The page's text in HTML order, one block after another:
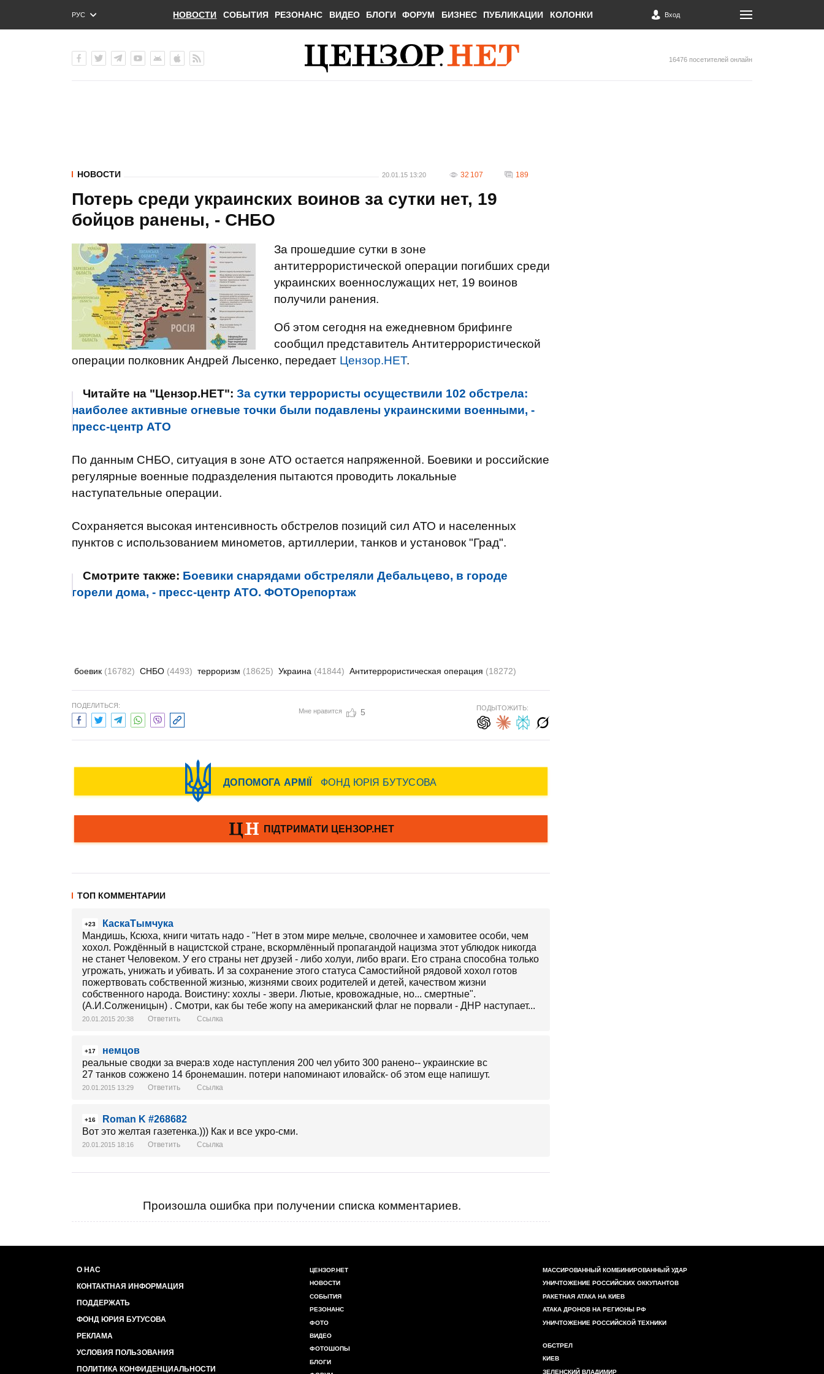
РУС
ENG
НОВОСТИ СОБЫТИЯ РЕЗОНАНС ВИДЕО БЛОГИ ФОРУМ БИЗНЕС ПУБЛИКАЦИИ КОЛОНКИ Вход
16476 посетителей онлайн
НОВОСТИ 20.01.15 13:20 32 107 189
Потерь среди украинских воинов за сутки нет, 19
бойцов ранены, - СНБО
За прошедшие сутки в зоне
антитеррористической операции погибших среди
украинских военнослужащих нет, 19 воинов
получили ранения.
Об этом сегодня на ежедневном брифинге
сообщил представитель Антитеррористической
операции полковник Андрей Лысенко, передает Цензор.НЕТ.
Читайте на "Цензор.НЕТ": За сутки террористы осуществили 102 обстрела:
наиболее активные огневые точки были подавлены украинскими военными, -
пресс-центр АТО
По данным СНБО, ситуация в зоне АТО остается напряженной. Боевики и российские
регулярные военные подразделения пытаются проводить локальные
наступательные операции.
Сохраняется высокая интенсивность обстрелов позиций сил АТО и населенных
пунктов с использованием минометов, артиллерии, танков и установок "Град".
Смотрите также: Боевики снарядами обстреляли Дебальцево, в городе
горели дома, - пресс-центр АТО. ФОТОрепортаж
боевик (16782) СНБО (4493) терроризм (18625) Украина (41844) Антитеррористическая операция (18272)
ПОДЕЛИТЬСЯ:
Мне нравится 5 ПОДЫТОЖИТЬ:
ТОП КОММЕНТАРИИ
+23
КаскаТымчука
Мандишь, Ксюха, книги читать надо - "Нет в этом мире мельче, сволочнее и хамовитее особи, чем
хохол. Рождённый в нацистской стране, вскормлённый пропагандой нацизма этот ублюдок никогда
не станет Человеком. У его страны нет друзей - либо холуи, либо враги. Его страна способна только
угрожать, унижать и убивать. И за сохранение этого статуса Самостийной рядовой хохол готов
пожертвовать собственной жизнью, жизнями своих родителей и детей, качеством жизни
собственного народа. Воистину: хохлы - звери. Лютые, кровожадные, но... смертные".
(А.И.Солженицын) . Смотри, как бы тебе жопу на американский флаг не порвали - ДНР наступает...
20.01.2015 20:38 Ответить Ссылка
+17
немцов
реальные сводки за вчера:в ходе наступления 200 чел убито 300 ранено-- украинские вс
27 танков сожжено 14 бронемашин. потери напоминают иловайск- об этом еще напишут.
20.01.2015 13:29 Ответить Ссылка
+16
Roman K #268682
Вот это желтая газетенка.))) Как и все укро-сми.
20.01.2015 18:16 Ответить Ссылка
Произошла ошибка при получении списка комментариев.
О НАС
КОНТАКТНАЯ ИНФОРМАЦИЯ
ПОДДЕРЖАТЬ
ФОНД ЮРИЯ БУТУСОВА
РЕКЛАМА
УСЛОВИЯ ПОЛЬЗОВАНИЯ
ПОЛИТИКА КОНФИДЕНЦИАЛЬНОСТИ
ЦЕНЗОР.НЕТ
НОВОСТИ
СОБЫТИЯ
РЕЗОНАНС
ФОТО
ВИДЕО
ФОТОШОПЫ
БЛОГИ
МАССИРОВАННЫЙ КОМБИНИРОВАННЫЙ УДАР
УНИЧТОЖЕНИЕ РОССИЙСКИХ ОККУПАНТОВ
РАКЕТНАЯ АТАКА НА КИЕВ
АТАКА ДРОНОВ НА РЕГИОНЫ РФ
УНИЧТОЖЕНИЕ РОССИЙСКОЙ ТЕХНИКИ
ОБСТРЕЛ
КИЕВ
ЗЕЛЕНСКИЙ ВЛАДИМИР